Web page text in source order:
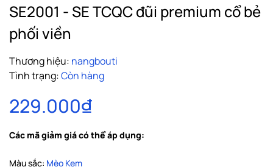
SE2001 - SE TCQC đũi premium cổ bẻ
phối viền
Thương hiệu: nangbouti
Tình trạng:Còn hàng
229.000₫
Các mã giảm giá có thể áp dụng:
Màu sắc: Mèo Kem